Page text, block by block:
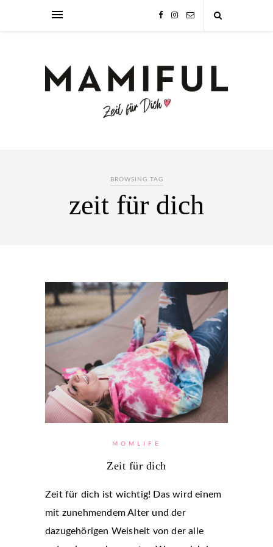
BROWSING TAG
zeit für dich
MOMLIFE
Zeit für dich
Zeit für dich ist wichtig! Das wird einem
mit zunehmendem Alter und der
dazugehörigen Weisheit von der alle